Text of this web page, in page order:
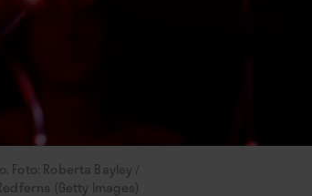
Foto: Roberta Bayley /
(Getty Images)